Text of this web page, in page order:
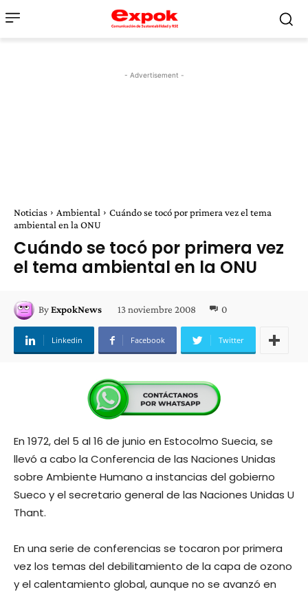
- Advertisement -
Noticias Ambiental
Cuándo se tocó por primera vez el tema
ambiental en la ONU
Cuándo se tocó por primera vez
el tema ambiental en la ONU
ByExpokNews 13 noviembre 2008 0
Linkedin Facebook Twitter
En 1972, del 5 al 16 de junio en Estocolmo Suecia, se
llevó a cabo la Conferencia de las Naciones Unidas
sobre Ambiente Humano a instancias del gobierno
Sueco y el secretario general de las Naciones Unidas U
Thant.
En una serie de conferencias se tocaron por primera
vez los temas del debilitamiento de la capa de ozono
y el calentamiento global, aunque no se avanzó en